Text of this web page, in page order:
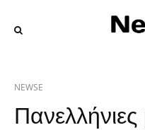
NEWSE